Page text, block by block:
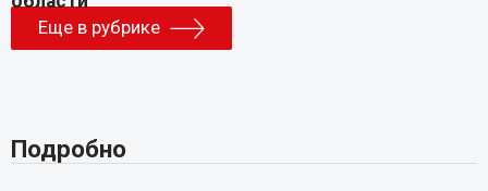
Еще в рубрике
Подробно